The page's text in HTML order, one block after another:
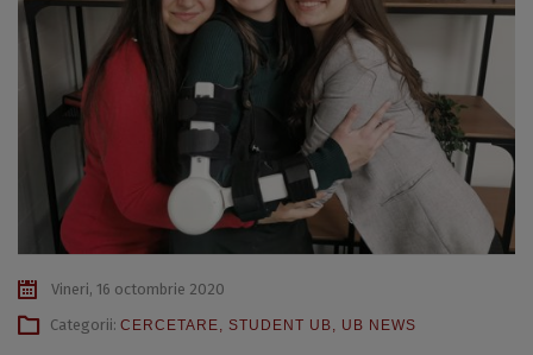
Vineri, 16 octombrie 2020
Categorii: CERCETARE, STUDENT UB, UB NEWS